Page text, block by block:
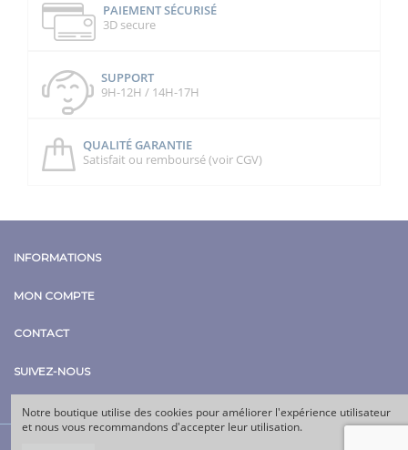
PAIEMENT SÉCURISÉ
3D secure
SUPPORT
9H-12H / 14H-17H
QUALITÉ GARANTIE
Satisfait ou remboursé (voir CGV)
INFORMATIONS
MON COMPTE
CONTACT
SUIVEZ-NOUS
Notre boutique utilise des cookies pour améliorer l'expérience utilisateur
et nous vous recommandons d'accepter leur utilisation.